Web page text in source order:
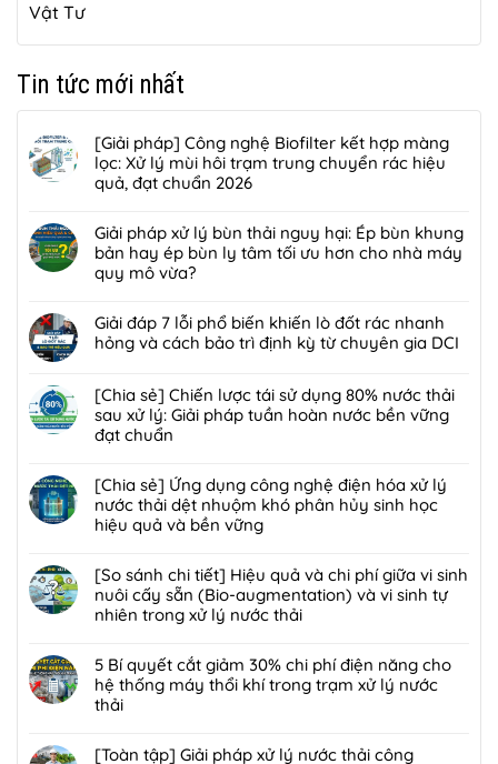
Vật Tư
Tin tức mới nhất
[Giải pháp] Công nghệ Biofilter kết hợp màng
lọc: Xử lý mùi hôi trạm trung chuyển rác hiệu
quả, đạt chuẩn 2026
có
bình
luận
ở
pháp]
Công
Biofilter
kết
hợp
màng
Xử
lý
mùi
trạm
trung
chuyển
rác
quả,
đạt
chuẩn
Giải pháp xử lý bùn thải nguy hại: Ép bùn khung
bản hay ép bùn ly tâm tối ưu hơn cho nhà máy
quy mô vừa?
có
bình
luận
Giải
pháp
xử
bùn
thải
nguy
hại:
bùn
khung
bản
ép
bùn
ly
tâm
ưu
Giải đáp 7 lỗi phổ biến khiến lò đốt rác nhanh
hỏng và cách bảo trì định kỳ từ chuyên gia DCI
có
bình
luận
ở
đáp
7
lỗi
biến
khiến
lò
đốt
nhanh
hỏng
và
bảo
[Chia sẻ] Chiến lược tái sử dụng 80% nước thải
sau xử lý: Giải pháp tuần hoàn nước bền vững
đạt chuẩn
có
bình
luận
sẻ]
Chiến
lược
sử
dụng
80%
nước
sau
[Chia sẻ] Ứng dụng công nghệ điện hóa xử lý
nước thải dệt nhuộm khó phân hủy sinh học
hiệu quả và bền vững
có
bình
luận
sẻ]
Ứng
dụng
nghệ
[So sánh chi tiết] Hiệu quả và chi phí giữa vi sinh
nuôi cấy sẵn (Bio-augmentation) và vi sinh tự
nhiên trong xử lý nước thải
có
bình
luận
sánh
5 Bí quyết cắt giảm 30% chi phí điện năng cho
hệ thống máy thổi khí trong trạm xử lý nước
thải
có
[Toàn tập] Giải pháp xử lý nước thải công